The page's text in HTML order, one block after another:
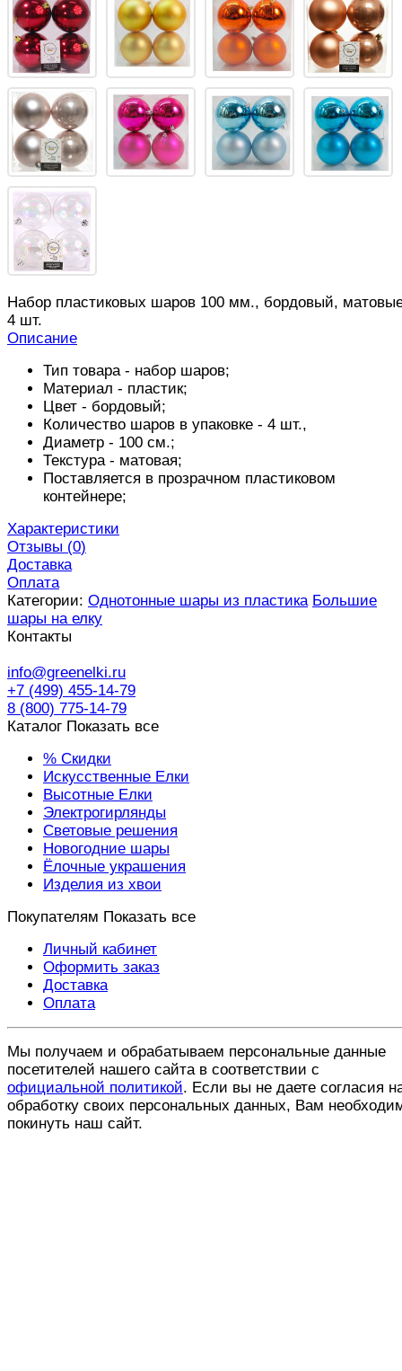
Набор пластиковых шаров 100 мм., бордовый,
4 шт.
Описание
Тип товара - набор шаров;
Материал - пластик;
Цвет - бордовый;
Количество шаров в упаковке - 4 шт.,
Диаметр - 100 см.;
Текстура - матовая;
Поставляется в прозрачном пластиковом
контейнере;
Характеристики
Отзывы (0)
Доставка
Оплата
Категории: Однотонные шары из пластика Большие
шары на елку
Контакты
info@greenelki.ru
+7 (499) 455-14-79
8 (800) 775-14-79
Каталог Показать все
% Скидки
Искусственные Елки
Высотные Елки
Электрогирлянды
Световые решения
Новогодние шары
Ёлочные украшения
Изделия из хвои
Покупателям Показать все
Личный кабинет
Оформить заказ
Доставка
Оплата
Мы получаем и обрабатываем персональные данные
посетителей нашего сайта в соответствии с
официальной политикой. Если вы не даете согласия
обработку своих персональных данных, Вам
покинуть наш сайт.